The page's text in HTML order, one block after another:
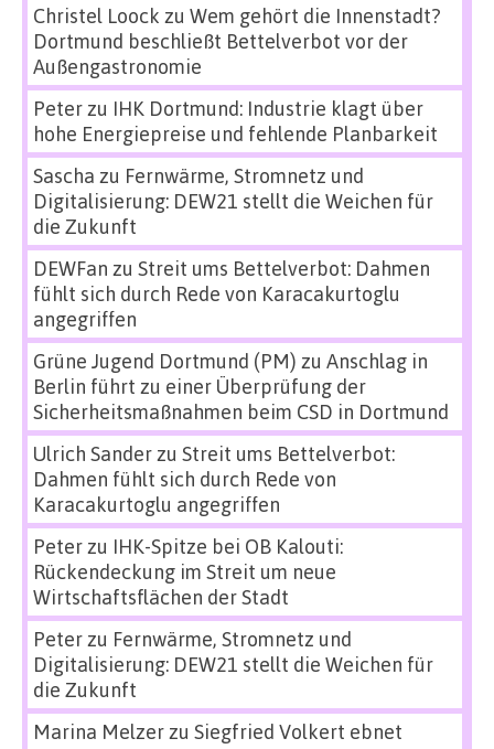
Christel Loock zu Wem gehört die Innenstadt?
Dortmund beschließt Bettelverbot vor der
Außengastronomie
Peterzu IHK Dortmund: Industrie klagt über
hohe Energiepreise und fehlende Planbarkeit
Sascha zu Fernwärme, Stromnetz und
Digitalisierung: DEW21 stellt die Weichen für
die Zukunft
DEWFan zu Streit ums Bettelverbot: Dahmen
fühlt sich durch Rede von Karacakurtoglu
angegriffen
Grüne Jugend Dortmund (PM) zu Anschlag in
Berlin führt zu einer Überprüfung der
Sicherheitsmaßnahmen beim CSD in Dortmund
Ulrich Sanderzu Streit ums Bettelverbot:
Dahmen fühlt sich durch Rede von
Karacakurtoglu angegriffen
Peterzu IHK-Spitze bei OB Kalouti:
Rückendeckung im Streit um neue
Wirtschaftsflächen der Stadt
Peterzu Fernwärme, Stromnetz und
Digitalisierung: DEW21 stellt die Weichen für
die Zukunft
Marina Melzerzu Siegfried Volkert ebnet